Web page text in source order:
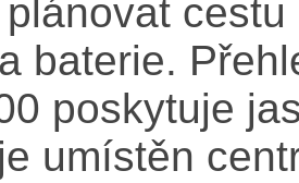
baterie.
poskytuje
umístěn